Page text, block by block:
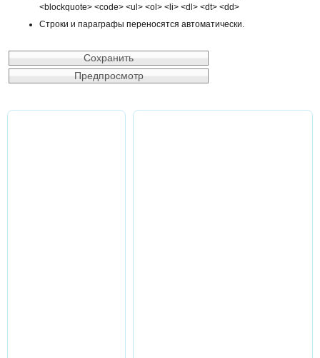
<blockquote> <code> <ul> <ol> <li> <dl> <dt> <dd>
Строки и параграфы переносятся автоматически.